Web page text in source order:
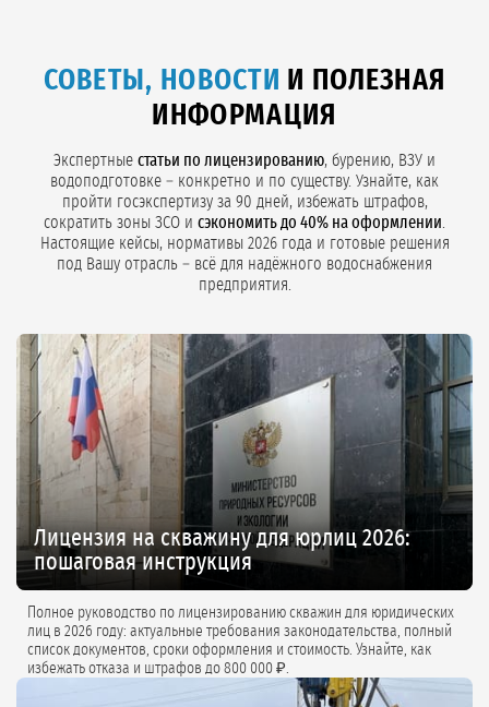
СОВЕТЫ, НОВОСТИ И ПОЛЕЗНАЯ
ИНФОРМАЦИЯ
Экспертные статьи по лицензированию, бурению, ВЗУ и
водоподготовке – конкретно и по существу. Узнайте, как
пройти госэкспертизу за 90 дней, избежать штрафов,
сократить зоны ЗСО и сэкономить до 40% на оформлении
Настоящие кейсы, нормативы 2026 года и готовые решения
под Вашу отрасль – всё для надёжного водоснабжения
предприятия.
Лицензия на скважину для юрлиц 2026:
пошаговая инструкция
Полное руководство по лицензированию скважин для юридических
лиц в 2026 году: актуальные требования законодательства, полный
список документов, сроки оформления и стоимость. Узнайте, как
избежать отказа и штрафов до 800 000 ₽.